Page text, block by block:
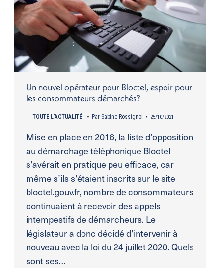
Un nouvel opérateur pour Bloctel, espoir pour
les consommateurs démarchés?
TOUTE L'ACTUALITÉ Par Sabine Rossignol 25/10/2021
Mise en place en 2016, la liste d’opposition
au démarchage téléphonique Bloctel
s’avérait en pratique peu efficace, car
même s’ils s’étaient inscrits sur le site
bloctel.gouv.fr, nombre de consommateurs
continuaient à recevoir des appels
intempestifs de démarcheurs. Le
législateur a donc décidé d’intervenir à
nouveau avec la loi du 24 juillet 2020. Quels
sont ses…